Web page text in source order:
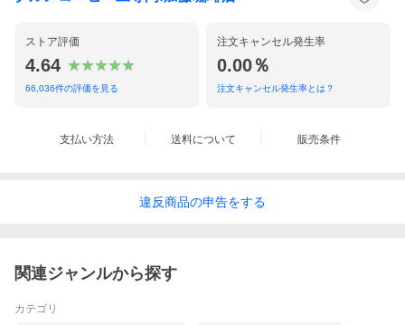
ストア評価
4.64
66,036件の評価を見る
注文キャンセル発生率
0.00％
注文キャンセル発生率とは？
支払い方法 送料について 販売条件
違反商品の申告をする
関連ジャンルから探す
カテゴリ